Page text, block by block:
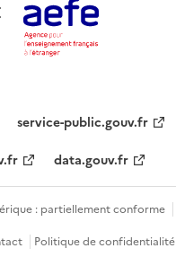
service-public.gouv.fr
data.gouv.fr
: partiellement conforme
Politique de confidentialité